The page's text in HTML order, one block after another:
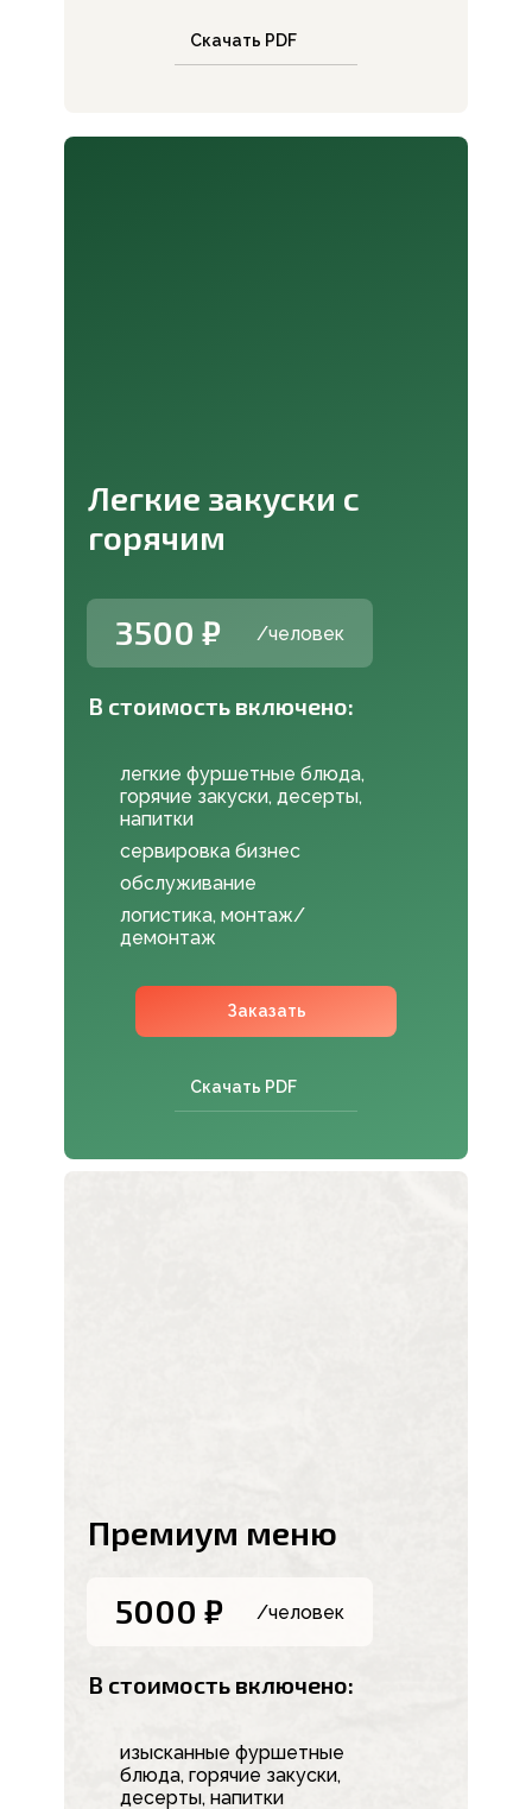
5000 ₽ /человек
изысканные фуршетные
блюда, горячие закуски,
десерты, напитки
В стоимость включено:
Премиум меню
3500 ₽ /человек
легкие фуршетные блюда,
горячие закуски, десерты,
напитки
сервировка бизнес
обслуживание
логистика, монтаж/
демонтаж
Скачать PDF
Заказать
В стоимость включено:
Легкие закуски с
горячим
Скачать PDF